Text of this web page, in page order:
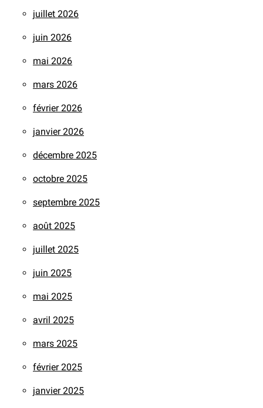
juillet 2026
juin 2026
mai 2026
mars 2026
février 2026
janvier 2026
décembre 2025
octobre 2025
septembre 2025
août 2025
juillet 2025
juin 2025
mai 2025
avril 2025
mars 2025
février 2025
janvier 2025